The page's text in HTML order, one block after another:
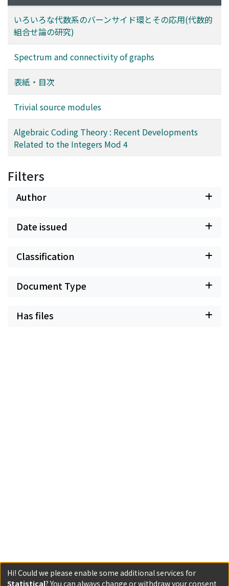
いろいろな代数系のバーンサイド環とその応用(代数的
組合せ論の研究)
Spectrum and connectivity of graphs
表紙・目次
Trivial source modules
Algebraic Coding Theory : Recent Developments
Related to the Integers Mod 4
Filters
Author
Date issued
Classification
Document Type
Has files
Hi! Could we please enable some additional services for
Statistical? You can always change or withdraw your consent